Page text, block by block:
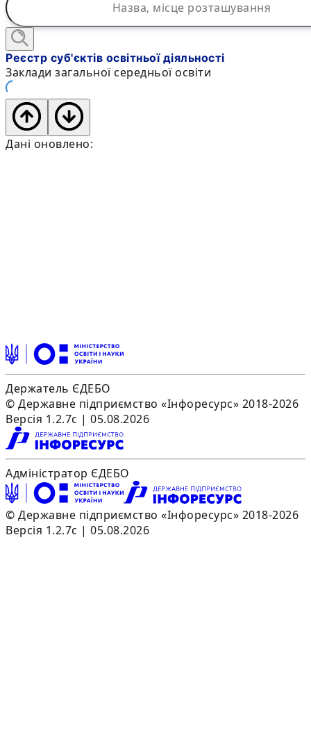
Реєстр суб'єктів освітньої діяльності
Заклади загальної середньої освіти
Дані оновлено:
Держатель ЄДЕБО
© Державне підприємство «Інфоресурс» 2018-2026
Версія 1.2.7c | 05.08.2026
Адміністратор ЄДЕБО
© Державне підприємство «Інфоресурс» 2018-2026
Версія 1.2.7c | 05.08.2026